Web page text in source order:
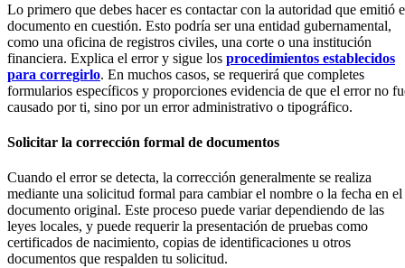
Lo primero que debes hacer es contactar con la autoridad que emitió
documento en cuestión. Esto podría ser una entidad gubernamental,
como una oficina de registros civiles, una corte o una institución
financiera. Explica el error y sigue los procedimientos establecidos
para corregirlo. En muchos casos, se requerirá que completes
formularios específicos y proporciones evidencia de que el error no
causado por ti, sino por un error administrativo o tipográfico.
Solicitar la corrección formal de documentos
Cuando el error se detecta, la corrección generalmente se realiza
mediante una solicitud formal para cambiar el nombre o la fecha en el
documento original. Este proceso puede variar dependiendo de las
leyes locales, y puede requerir la presentación de pruebas como
certificados de nacimiento, copias de identificaciones u otros
documentos que respalden tu solicitud.